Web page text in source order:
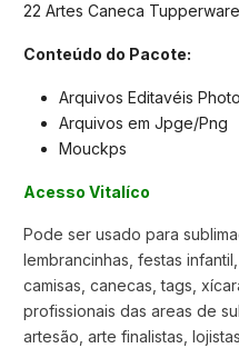
22 Artes Caneca
Conteúdo do Pacote:
Arquivos Editavéis
Arquivos em Jpge/Png
Mouckps
Acesso Vitalíco
Pode ser usado para
lembrancinhas, festas
camisas, canecas, tags,
profissionais das areas de
artesão, arte finalistas,